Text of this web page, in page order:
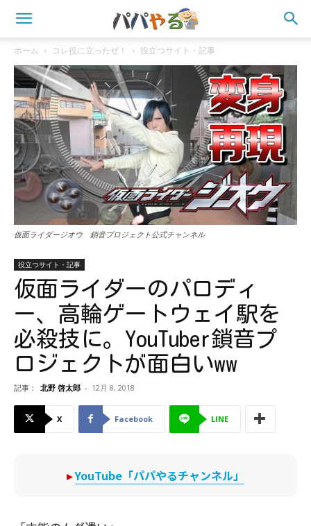
ホーム コレ役に立ったぜ！ 役立つサイト・記事
仮面ライダージオウ 鎖音プロジェクト公式チャンネル
役立つサイト・記事
仮面ライダーのパロディ
ー、高輪ゲートウェイ駅を
必殺技に。YouTuber鎖音プ
ロジェクトが面白いww
記事： 北野 啓太郎 - 12月 8, 2018
X Facebook LINE
▸YouTube「パパやるチャンネル」